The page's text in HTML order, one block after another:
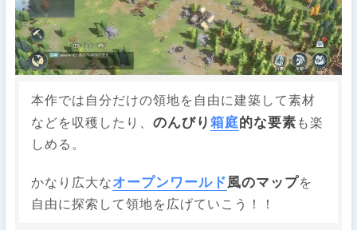
本作では自分だけの領地を自由に建築して素材
などを収穫したり、のんびり箱庭的な要素 も楽
しめる。
かなり広大なオープンワールド風のマップを
自由に探索して領地を広げていこう！！